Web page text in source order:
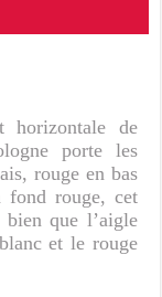
horizontale de
porte les
rouge en bas
rouge, cet
que l’aigle
et le rouge